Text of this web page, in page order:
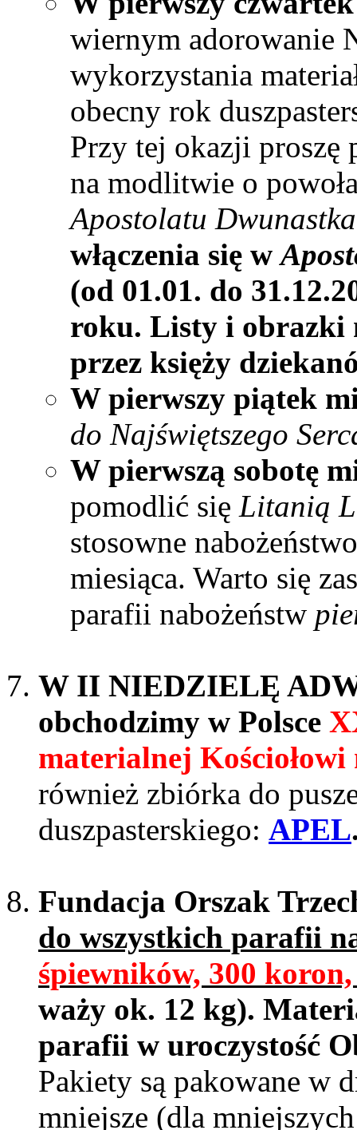
wiernym adorowanie
wykorzystania
obecny rok
Przy tej okazji proszę
na modlitwie o
Apostolatu Dwunastka
włączenia się w
(od 01.01. do
roku. Listy i obrazki
przez księży
W pierwszy piątek
do Najświętszego
W pierwszą sobotę
pomodlić się Litanią
stosowne
miesiąca. Warto się
parafii nabożeństw
W II NIEDZIELĘ
obchodzimy w Polsce
materialnej
również zbiórka do
duszpasterskiego: APEL
Fundacja Orszak
do wszystkich parafii
śpiewników, 300
waży ok. 12 kg).
parafii w uroczystość
Pakiety są pakowane w
mniejsze (dla